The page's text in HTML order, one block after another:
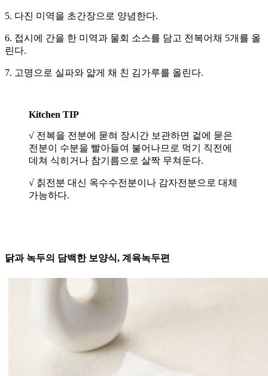
5. 다진 미역을 초간장으로 양념한다.
6. 접시에 간을 한 미역과 물회 소스를 담고 전복어채 5개를 올
린다.
7. 고명으로 실파와 얇게 채 친 김가루를 올린다.
Kitchen TIP
√ 전복을 전분에 묻혀 장시간 보관하면 겉에 묻은
전분이 수분을 빨아들여 불어나므로 먹기 직전에
데쳐 식히거나 참기름으로 살짝 무쳐둔다.
√ 칡전분 대신 옥수수전분이나 감자전분으로 대체
가능하다.
닭과 녹두의 담백한 보양식, 계육녹두편